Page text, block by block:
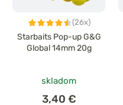
(26x)
Starbaits Pop-up G&G
Global 14mm 20g
skladom
3,40 €